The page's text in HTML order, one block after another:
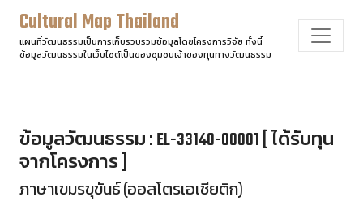
Cultural Map Thailand
แผนที่วัฒนธรรมเป็นการเก็บรวบรวมข้อมูลโดยโครงการวิจัย ทั้งนี้
ข้อมูลวัฒนธรรมในเว็บไซต์เป็นของชุมชนเจ้าของทุนทางวัฒนธรรม
ข้อมูลวัฒนธรรม : EL-33140-00001 [ ได้รับทุน
จากโครงการ ]
ภาษาเขมรขุขันธ์ (ออสโตรเอเชียติก)